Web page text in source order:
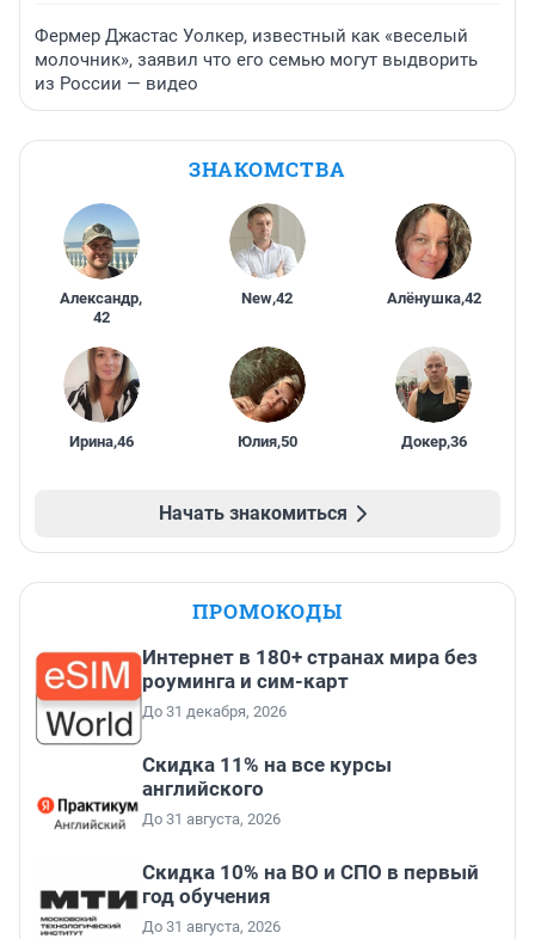
Фермер Джастас Уолкер, известный как «веселый
молочник», заявил что его семью могут выдворить
из России — видео
ЗНАКОМСТВА
Александр,
42
New,42 Алёнушка,42
Ирина,46 Юлия,50 Докер,36
Начать знакомиться
ПРОМОКОДЫ
Интернет в 180+ странах мира без
роуминга и сим-карт
До 31 декабря, 2026
Скидка 11% на все курсы
английского
До 31 августа, 2026
Скидка 10% на ВО и СПО в первый
год обучения
До 31 августа, 2026